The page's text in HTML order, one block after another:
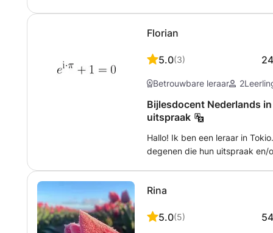
had ontdekt. Deze overstap
vriendelijke en flexibele
Nederlands bevorderen. Naast
gezinsleven als gelukkig
het helpen van anderen om
Florian
5.0(3)
Betrouwbare leraar 2
Bijlesdocent Nederlands
uitspraak
Hallo! Ik ben een leraar in Tokio. Mijn lessen zijn met name geschikt voor
degenen die hun uitspraak en/
oriëntatie voordat u op reis
contact met mij op te nemen. 日本語少し出来ます。宜しくお願いいたしま
Rina
5.0(5)